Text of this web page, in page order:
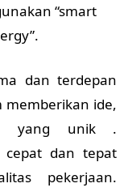
“smart
dan terdepan
ide,
yang unik .
cepat dan tepat
pekerjaan.